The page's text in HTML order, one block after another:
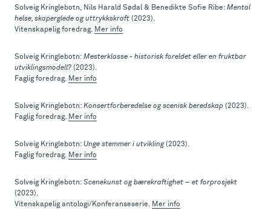
Solveig Kringlebotn, Nils Harald Sødal & Benedikte Sofie Ribe: Mental
helse, skaperglede og uttrykkskraft (2023).
Vitenskapelig foredrag. Mer info
Solveig Kringlebotn: Mesterklasse - historisk foreldet eller en fruktbar
utviklingsmodell? (2023).
Faglig foredrag. Mer info
Solveig Kringlebotn: Konsertforberedelse og scenisk beredskap (2023).
Faglig foredrag. Mer info
Solveig Kringlebotn: Unge stemmer i utvikling(2023).
Faglig foredrag. Mer info
Solveig Kringlebotn: Scenekunst og bærekraftighet – et forprosjekt
(2023).
Vitenskapelig antologi/Konferanseserie. Mer info